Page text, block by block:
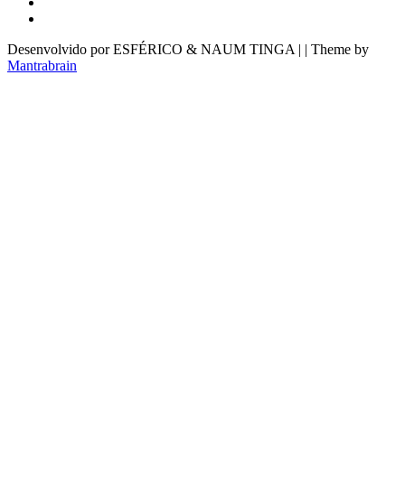
Desenvolvido por ESFÉRICO & NAUM TINGA | | Theme by
Mantrabrain